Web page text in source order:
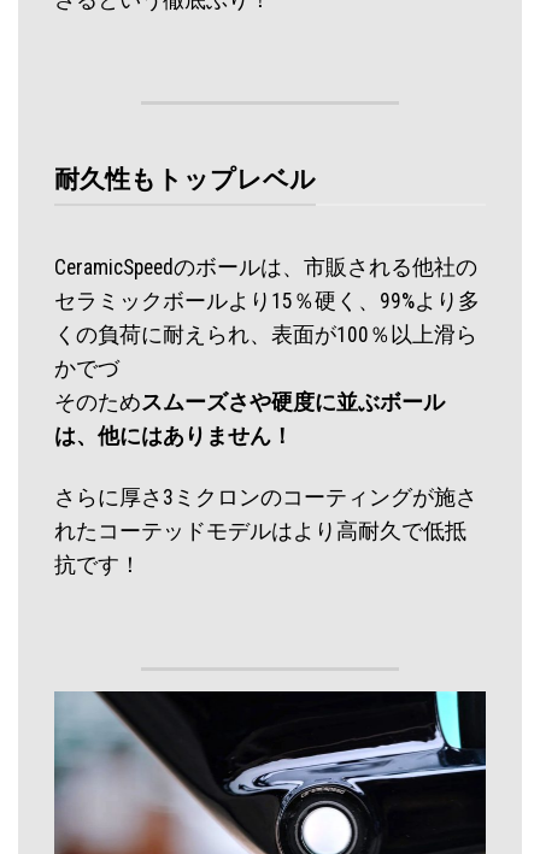
耐久性もトップレベル
CeramicSpeedのボールは、市販される他社の
セラミックボールより15％硬く、99%より多
くの負荷に耐えられ、表面が100％以上滑ら
かでづ
そのためスムーズさや硬度に並ぶボール
は、他にはありません！
さらに厚さ3ミクロンのコーティングが施さ
れたコーテッドモデルはより高耐久で低抵
抗です！